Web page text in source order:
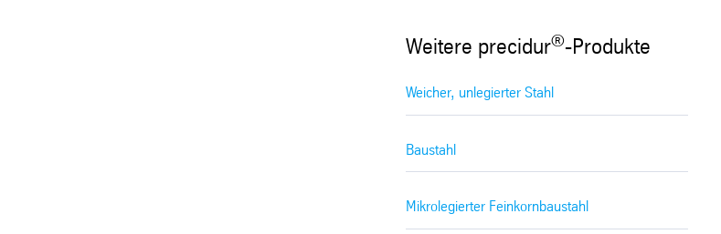
Weitere precidur®-Produkte
Weicher, unlegierter Stahl
Baustahl
Mikrolegierter Feinkornbaustahl